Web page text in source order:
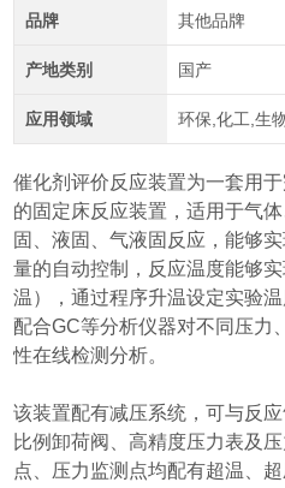
品牌 其他品牌
产地类别 国产
应用领域 环保,化工,生
催化剂评价反应装置为一套用
的固定床反应装置，适用于气
固、液固、气液固反应，能够
量的自动控制，反应温度能够
温），通过程序升温设定实验
配合GC等分析仪器对不同压力
性在线检测分析。
该装置配有减压系统，可与反
比例卸荷阀、高精度压力表及
点、压力监测点均配有超温、